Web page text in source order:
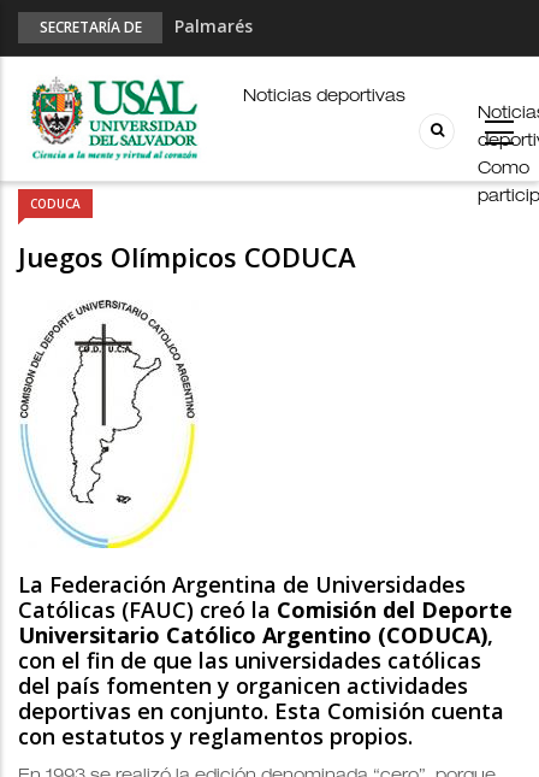
SECRETARÍA DE
Palmarés
Esports en pandemia
USAL en los E-JUAR
JUAR
Fútbol Online
Como
Noticias deportivas
CODUCA
Juegos Olímpicos CODUCA
La Federación Argentina de Universidades
Católicas (FAUC) creó la Comisión del Deporte
Universitario Católico Argentino (CODUCA),
con el fin de que las universidades católicas
del país fomenten y organicen actividades
deportivas en conjunto. Esta Comisión cuenta
con estatutos y reglamentos propios.